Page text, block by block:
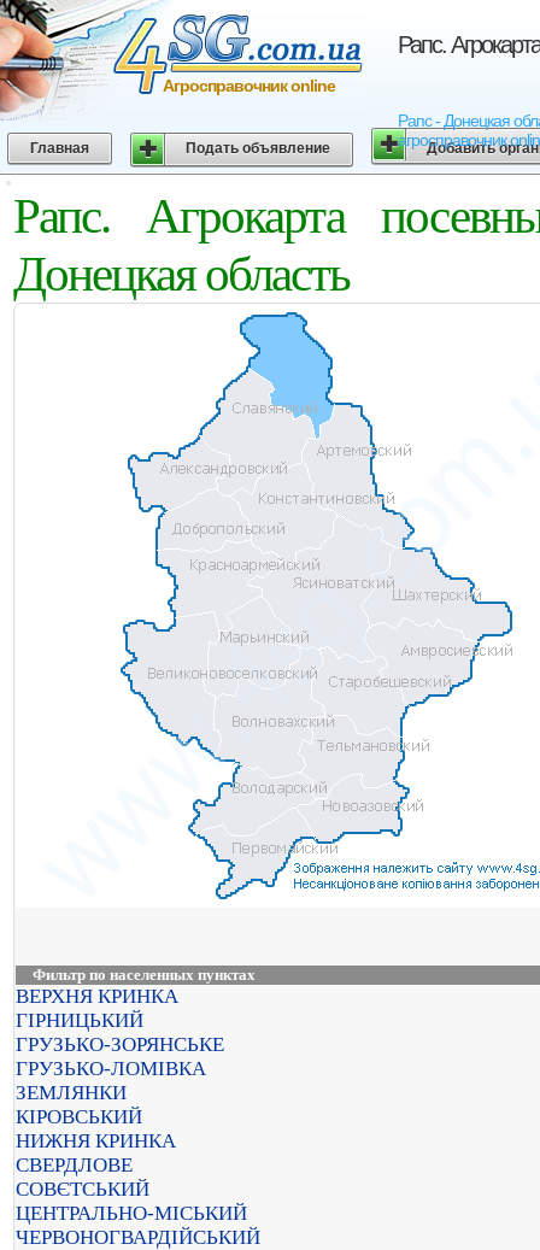
Рапс.
Рапс - Донецкая
агросправочник
Агросправочник online
Главная Подать объявление Добавить
Рапс. Агрокарта
Донецкая область
Фильтр по населенных пунктах
ВЕРХНЯ КРИНКА
ГІРНИЦЬКИЙ
ГРУЗЬКО-ЗОРЯНСЬКЕ
ГРУЗЬКО-ЛОМІВКА
ЗЕМЛЯНКИ
КІРОВСЬКИЙ
НИЖНЯ КРИНКА
СВЕРДЛОВЕ
СОВЄТСЬКИЙ
ЦЕНТРАЛЬНО-МІСЬКИЙ
ЧЕРВОНОГВАРДІЙСЬКИЙ